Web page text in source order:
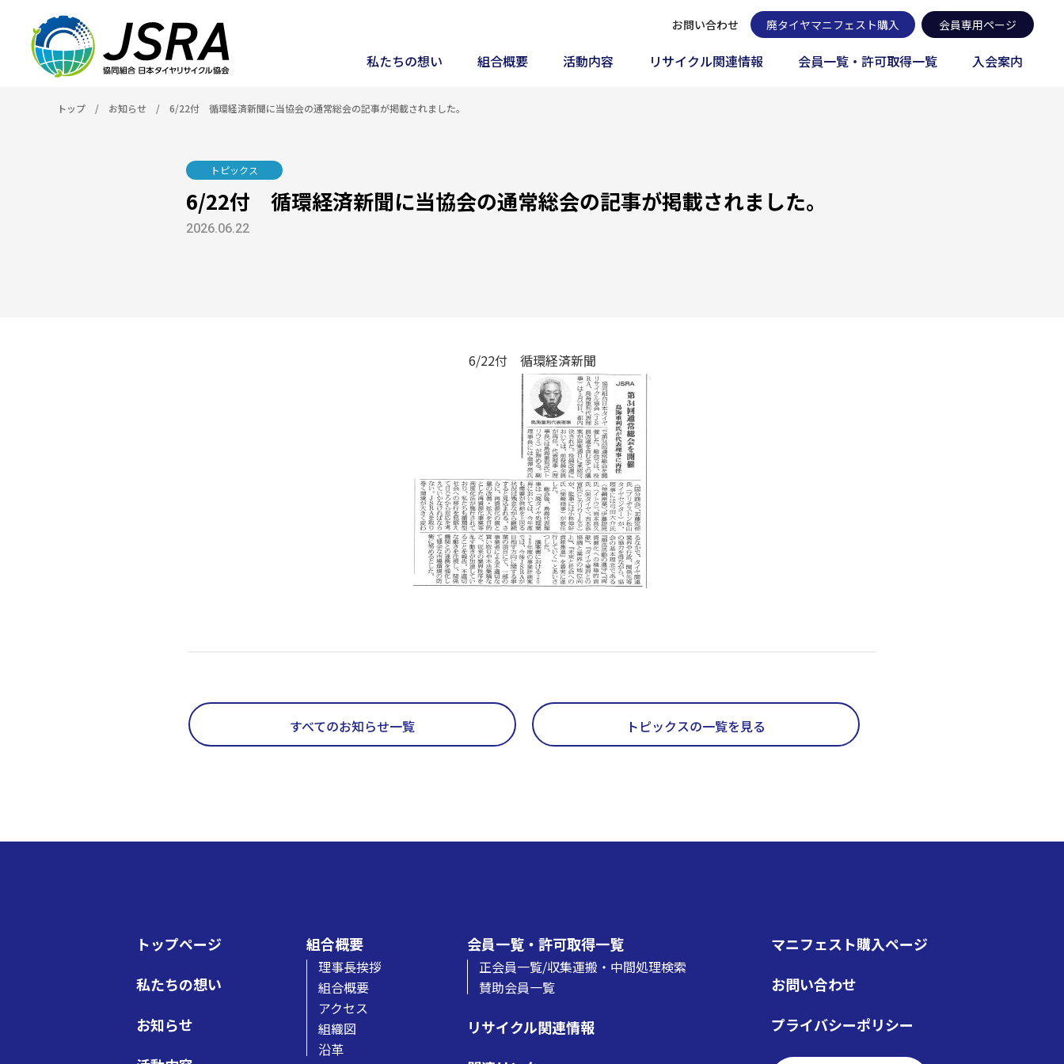
お問い合わせ 廃タイヤマニフェスト購入 会員専用ページ
私たちの想い 組合概要 活動内容 リサイクル関連情報 会員一覧・許可取得一覧 入会案内
トップ / お知らせ / 6/22付 循環経済新聞に当協会の通常総会の記事が掲載されました。
トピックス
6/22付 循環経済新聞に当協会の通常総会の記事が掲載されました。
2026.06.22
6/22付 循環経済新聞
すべてのお知らせ一覧 トピックスの一覧を見る
トップページ
私たちの想い
お知らせ
組合概要
理事長挨拶
組合概要
アクセス
組織図
沿革
会員一覧・許可取得一覧
正会員一覧/収集運搬・中間処理検索
賛助会員一覧
リサイクル関連情報
マニフェスト購入ページ
お問い合わせ
プライバシーポリシー